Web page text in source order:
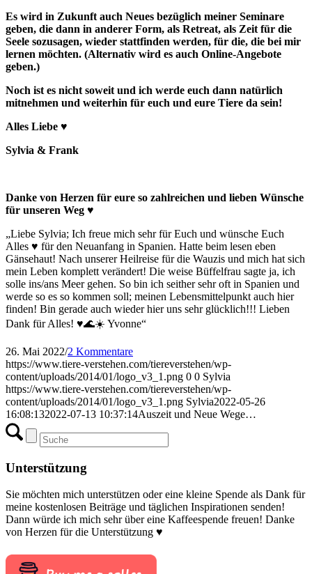
Es wird in Zukunft auch Neues bezüglich meiner Seminare
geben, die dann in anderer Form, als Retreat, als Zeit für die
Seele sozusagen, wieder stattfinden werden, für die, die bei mir
lernen möchten. (Alternativ wird es auch Online-Angebote
geben.)
Noch ist es nicht soweit und ich werde euch dann natürlich
mitnehmen und weiterhin für euch und eure Tiere da sein!
Alles Liebe ♥
Sylvia & Frank
Danke von Herzen für eure so zahlreichen und lieben Wünsche
für unseren Weg ♥
„Liebe Sylvia; Ich freue mich sehr für Euch und wünsche Euch
Alles ♥️ für den Neuanfang in Spanien. Hatte beim lesen eben
Gänsehaut! Nach unserer Heilreise für die Wauzis und mich hat sich
mein Leben komplett verändert! Die weise Büffelfrau sagte ja, ich
solle ins/ans Meer gehen. So bin ich seither sehr oft in Spanien und
werde so es so kommen soll; meinen Lebensmittelpunkt auch hier
finden! Bin gerade auch wieder hier uns sehr glücklich!!! Lieben
Dank für Alles! ♥️🌊☀️ Yvonne“
26. Mai 2022/2 Kommentare
https://www.tiere-verstehen.com/tiereverstehen/wp-
content/uploads/2014/01/logo_v3_1.png 0 0 Sylvia
https://www.tiere-verstehen.com/tiereverstehen/wp-
content/uploads/2014/01/logo_v3_1.png Sylvia2022-05-26
16:08:132022-07-13 10:37:14Auszeit und Neue Wege…
Unterstützung
Sie möchten mich unterstützen oder eine kleine Spende als Dank für
meine kostenlosen Beiträge und täglichen Inspirationen senden!
Dann würde ich mich sehr über eine Kaffeespende freuen! Danke
von Herzen für die Unterstützung ♥